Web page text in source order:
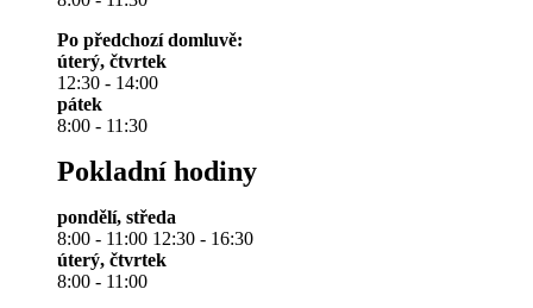
Po předchozí domluvě:
úterý, čtvrtek
12:30 - 14:00
pátek
8:00 - 11:30
Pokladní hodiny
pondělí, středa
8:00 - 11:00 12:30 - 16:30
úterý, čtvrtek
8:00 - 11:00